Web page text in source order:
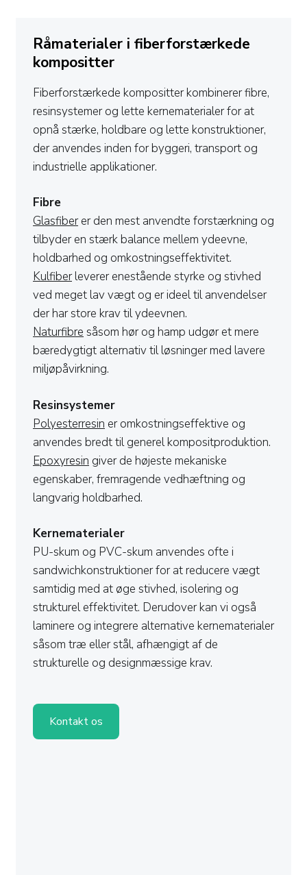
Råmaterialer i fiberforstærkede
kompositter
Fiberforstærkede kompositter kombinerer fibre,
resinsystemer og lette kernematerialer for at
opnå stærke, holdbare og lette konstruktioner,
der anvendes inden for byggeri, transport og
industrielle applikationer.
Fibre
Glasfiberer den mest anvendte forstærkning og
tilbyder en stærk balance mellem ydeevne,
holdbarhed og omkostningseffektivitet.
Kulfiberleverer enestående styrke og stivhed
ved meget lav vægt og er ideel til anvendelser
der har store krav til ydeevnen.
Naturfibre såsom hør og hamp udgør et mere
bæredygtigt alternativ til løsninger med lavere
miljøpåvirkning.
Resinsystemer
Polyesterresin er omkostningseffektive og
anvendes bredt til generel kompositproduktion.
Epoxyresin giver de højeste mekaniske
egenskaber, fremragende vedhæftning og
langvarig holdbarhed.
Kernematerialer
PU-skum og PVC-skum anvendes ofte i
sandwichkonstruktioner for at reducere vægt
samtidig med at øge stivhed, isolering og
strukturel effektivitet. Derudover kan vi også
laminere og integrere alternative kernematerialer
såsom træ eller stål, afhængigt af de
strukturelle og designmæssige krav.
Kontakt os